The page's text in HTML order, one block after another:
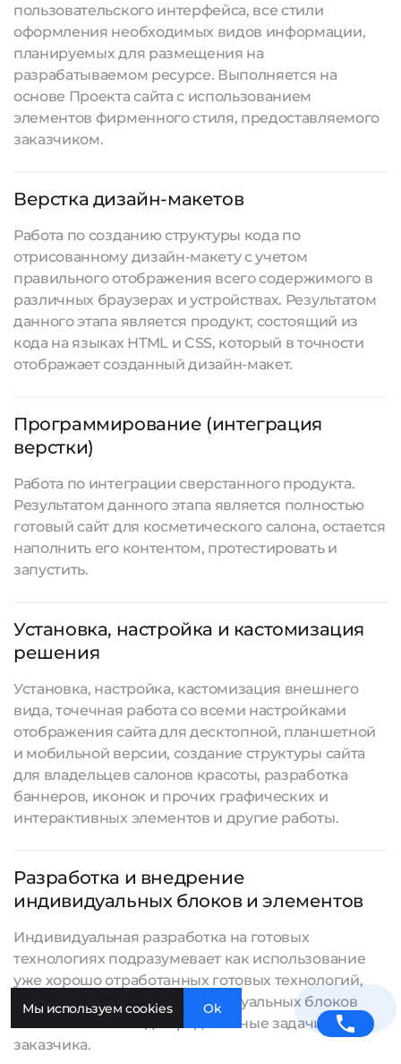
пользовательского интерфейса, все стили
оформления необходимых видов информации,
планируемых для размещения на
разрабатываемом ресурсе. Выполняется на
основе Проекта сайта с использованием
элементов фирменного стиля, предоставляемого
заказчиком.
Верстка дизайн-макетов
Работа по созданию структуры кода по
отрисованному дизайн-макету с учетом
правильного отображения всего содержимого в
различных браузерах и устройствах. Результатом
данного этапа является продукт, состоящий из
кода на языках HTML и CSS, который в точности
отображает созданный дизайн-макет.
Программирование (интеграция
верстки)
Работа по интеграции сверстанного продукта.
Результатом данного этапа является полностью
готовый сайт для косметического салона, остается
наполнить его контентом, протестировать и
запустить.
Установка, настройка и кастомизация
решения
Установка, настройка, кастомизация внешнего
вида, точечная работа со всеми настройками
отображения сайта для десктопной, планшетной
и мобильной версии, создание структуры сайта
для владельцев салонов красоты, разработка
баннеров, иконок и прочих графических и
интерактивных элементов и другие работы.
Разработка и внедрение
индивидуальных блоков и элементов
Индивидуальная разработка на готовых
технологиях подразумевает как использование
уже хорошо отработанных готовых технологий,
так и создание новых индивидуальных блоков
или элементов под определенные задачи
заказчика.
Мы используем cookies Ok